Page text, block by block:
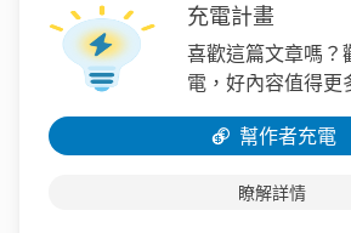
充電計畫
喜歡這篇文章嗎？
電，好內容值得更
幫作者充電
瞭解詳情